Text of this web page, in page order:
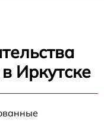
Иркутске